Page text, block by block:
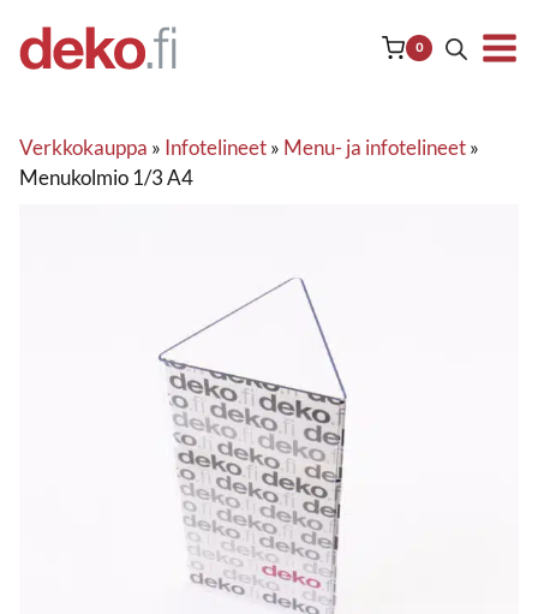
sisältöön
0
Verkkokauppa » Infotelineet» Menu- ja infotelineet»
Menukolmio 1/3 A4